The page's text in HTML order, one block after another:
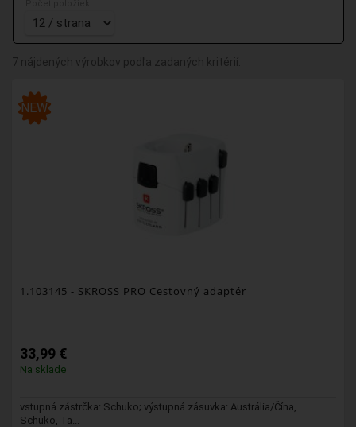
7 nájdených výrobkov podľa zadaných kritérií.
NEW
1.103145 - SKROSS PRO Cestovný adaptér
33,99 €
Na sklade
vstupná zástrčka: Schuko; výstupná zásuvka: Austrália/Čína,
Schuko, Ta...